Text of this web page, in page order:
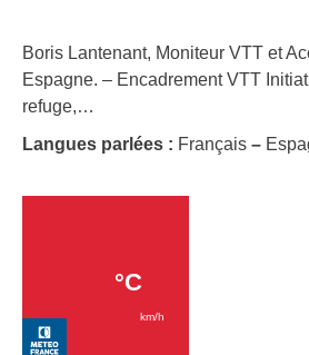
Boris Lantenant, Moniteur VTT et
Espagne. – Encadrement VTT
refuge,…
Langues parlées : Français –